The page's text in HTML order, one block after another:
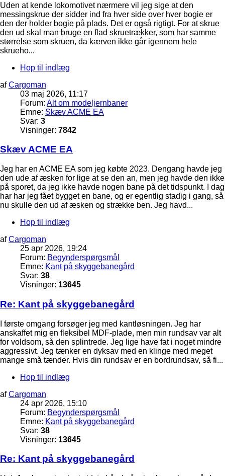
Uden at kende lokomotivet nærmere vil jeg sige at den
messingskrue der sidder ind fra hver side over hver bogie er
den der holder bogie på plads. Det er også rigtigt. For at skrue
den ud skal man bruge en flad skruetrækker, som har samme
størrelse som skruen, da kærven ikke går igennem hele
skrueho...
Hop til indlæg
afCargoman
03 maj 2026, 11:17
Forum: Alt om modeljernbaner
Emne: Skæv ACME EA
Svar: 3
Visninger: 7842
Skæv ACME EA
Jeg har en ACME EA som jeg købte 2023. Dengang havde jeg
den ude af æsken for lige at se den an, men jeg havde den ikke
på sporet, da jeg ikke havde nogen bane på det tidspunkt. I dag
har har jeg fået bygget en bane, og er egentlig stadig i gang, så
nu skulle den ud af æsken og strække ben. Jeg havd...
Hop til indlæg
afCargoman
25 apr 2026, 19:24
Forum: Begynderspørgsmål
Emne: Kant på skyggebanegård
Svar: 38
Visninger: 13645
Re: Kant på skyggebanegård
I første omgang forsøger jeg med kantløsningen. Jeg har
anskaffet mig en fleksibel MDF-plade, men min rundsav var alt
for voldsom, så den splintrede. Jeg lige have fat i noget mindre
aggressivt. Jeg tænker en dyksav med en klinge med meget
mange små tænder. Hvis din rundsav er en bordrundsav, så fi...
Hop til indlæg
afCargoman
24 apr 2026, 15:10
Forum: Begynderspørgsmål
Emne: Kant på skyggebanegård
Svar: 38
Visninger: 13645
Re: Kant på skyggebanegård